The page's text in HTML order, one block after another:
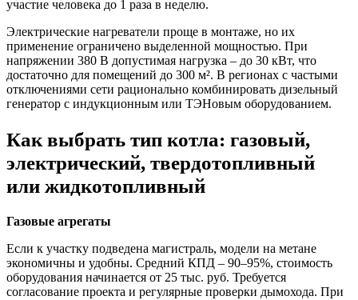
участие человека до 1 раза в неделю.
Электрические нагреватели проще в монтаже, но их
применение ограничено выделенной мощностью. При
напряжении 380 В допустимая нагрузка – до 30 кВт, что
достаточно для помещений до 300 м². В регионах с частыми
отключениями сети рационально комбинировать дизельный
генератор с индукционным или ТЭНовым оборудованием.
Как выбрать тип котла: газовый,
электрический, твердотопливный
или жидкотопливный
Газовые агрегаты
Если к участку подведена магистраль, модели на метане
экономичны и удобны. Средний КПД – 90–95%, стоимость
оборудования начинается от 25 тыс. руб. Требуется
согласование проекта и регулярные проверки дымохода. При